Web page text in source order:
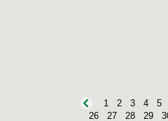
1 2 3 4 5
26
27 28 29